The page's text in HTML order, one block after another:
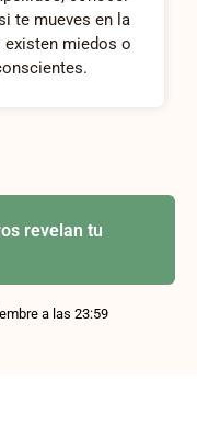
te mueves en la
existen miedos o
revelan tu
a las 23:59